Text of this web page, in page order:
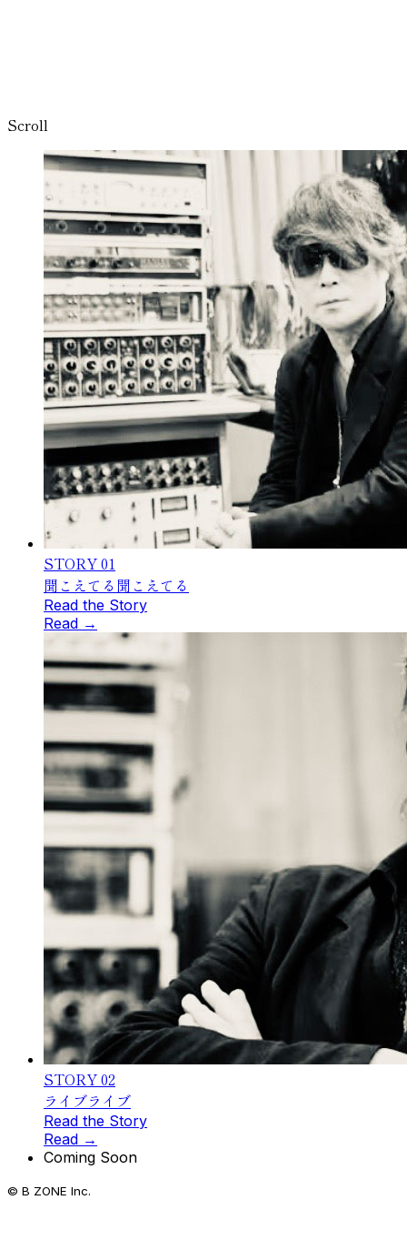
Scroll
STORY01
聞こえてる 聞こえてる
Read the Story
Read →
STORY02
ライブライブ
Read the Story
Read →
Coming Soon
© B ZONE Inc.